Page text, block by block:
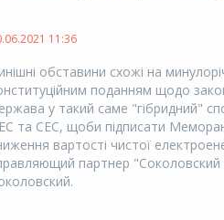
11:36
обставини схожі на
поданням щодо
у такий саме "гібридний"
та СЕС, щоби підписати
вартості чистої
партнер